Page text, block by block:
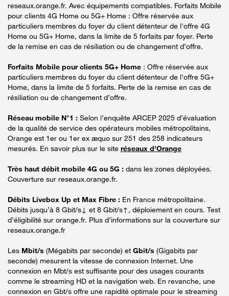
reseaux.orange.fr. Avec équipements compatibles. Forfaits Mobile
pour clients 4G Home ou 5G+ Home : Offre réservée aux
particuliers membres du foyer du client détenteur de l'offre 4G
Home ou 5G+ Home, dans la limite de 5 forfaits par foyer. Perte
de la remise en cas de résiliation ou de changement d’offre.
Forfaits Mobile pour clients 5G+ Home : Offre réservée aux
particuliers membres du foyer du client détenteur de l'offre 5G+
Home, dans la limite de 5 forfaits. Perte de la remise en cas de
résiliation ou de changement d’offre.
Réseau mobile N°1 : Selon l’enquête ARCEP 2025 d’évaluation
de la qualité de service des opérateurs mobiles métropolitains,
Orange est 1er ou 1er ex æquo sur 251 des 258 indicateurs
mesurés. En savoir plus sur le site réseaux d'Orange
Très haut débit mobile 4G ou 5G : dans les zones déployées.
Couverture sur reseaux.orange.fr.
Débits Livebox Up et Max Fibre : En France métropolitaine.
Débits jusqu’à 8 Gbit/s↓ et 8 Gbit/s↑, déploiement en cours. Test
d’éligibilité sur orange.fr. Plus d’informations sur la couverture sur
reseaux.orange.fr
Les Mbit/s (Mégabits par seconde) et Gbit/s (Gigabits par
seconde) mesurent la vitesse de connexion Internet. Une
connexion en Mbt/s est suffisante pour des usages courants
comme le streaming HD et la navigation web. En revanche, une
connexion en Gbt/s offre une rapidité optimale pour le streaming